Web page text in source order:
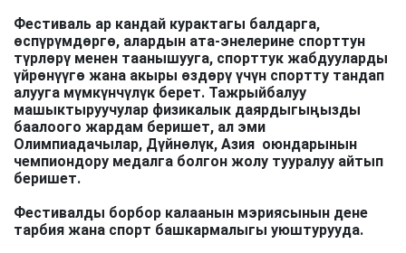
Фестиваль ар кандай курактагы балдарга,
өспүрүмдөргө, алардын ата-энелерине спорттун
түрлөрү менен таанышууга, спорттук жабдууларды
үйрөнүүгө жана акыры өздөрү үчүн спортту тандап
алууга мүмкүнчүлүк берет. Тажрыйбалуу
машыктыруучулар физикалык даярдыгыңызды
баалоого жардам беришет, ал эми
Олимпиадачылар, Дүйнөлүк, Азия оюндарынын
чемпиондору медалга болгон жолу тууралуу айтып
беришет.
Фестивалды борбор калаанын мэриясынын дене
тарбия жана спорт башкармалыгы уюштурууда.